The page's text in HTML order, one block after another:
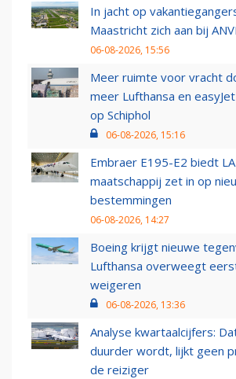
In jacht op
Maastricht zich aan bij
06-08-2026, 15:56
Meer ruimte voor vracht
meer Lufthansa en
op Schiphol
06-08-2026, 15:16
Embraer E195-E2 biedt
maatschappij zet in op
bestemmingen
06-08-2026, 14:27
Boeing krijgt nieuwe
Lufthansa overweegt
weigeren
06-08-2026, 13:36
Analyse kwartaalcijfers:
duurder wordt, lijkt geen
de reiziger